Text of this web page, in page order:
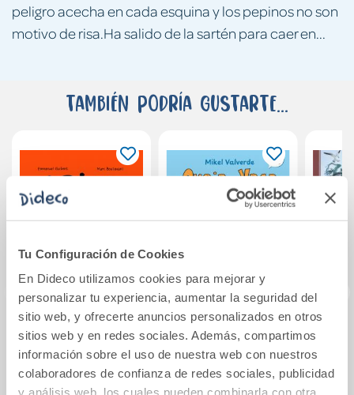
Tu Configuración de Cookies
En Dideco utilizamos cookies para mejorar y
personalizar tu experiencia, aumentar la seguridad del
sitio web, y ofrecerte anuncios personalizados en otros
sitios web y en redes sociales. Además, compartimos
información sobre el uso de nuestra web con nuestros
colaboradores de confianza de redes sociales, publicidad
y análisis web, los cuales pueden combinarla con otra
peligro acecha en cada esquina y los pepinos no son
motivo de risa.Ha salido de la sartén para caer en...
También podría gustarte...
Ariol 2. El caballero
Caballo
Oveja y Vaca:
Aventuras sobre
ruedas